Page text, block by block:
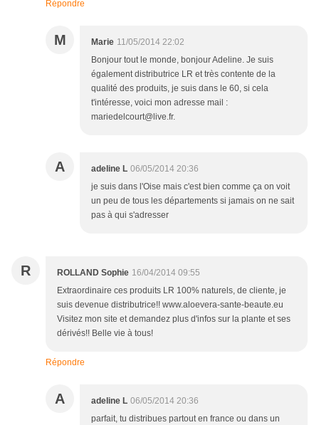
Répondre
M Marie 11/05/2014 22:02
Bonjour tout le monde, bonjour Adeline. Je suis
également distributrice LR et très contente de la
qualité des produits, je suis dans le 60, si cela
t'intéresse, voici mon adresse mail :
mariedelcourt@live.fr.
A adeline L 06/05/2014 20:36
je suis dans l'Oise mais c'est bien comme ça on voit
un peu de tous les départements si jamais on ne sait
pas à qui s'adresser
R ROLLAND Sophie 16/04/2014 09:55
Extraordinaire ces produits LR 100% naturels, de cliente, je
suis devenue distributrice!! www.aloevera-sante-beaute.eu
Visitez mon site et demandez plus d'infos sur la plante et ses
dérivés!! Belle vie à tous!
Répondre
A adeline L 06/05/2014 20:36
parfait, tu distribues partout en france ou dans un